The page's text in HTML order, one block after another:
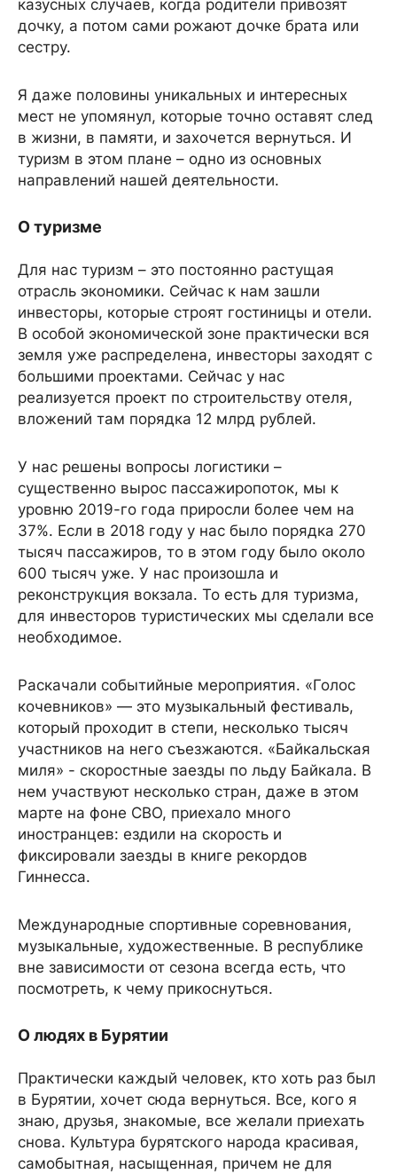
казусных случаев, когда родители привозят
дочку, а потом сами рожают дочке брата или
сестру.
Я даже половины уникальных и интересных
мест не упомянул, которые точно оставят след
в жизни, в памяти, и захочется вернуться. И
туризм в этом плане – одно из основных
направлений нашей деятельности.
О туризме
Для нас туризм – это постоянно растущая
отрасль экономики. Сейчас к нам зашли
инвесторы, которые строят гостиницы и отели.
В особой экономической зоне практически вся
земля уже распределена, инвесторы заходят с
большими проектами. Сейчас у нас
реализуется проект по строительству отеля,
вложений там порядка 12 млрд рублей.
У нас решены вопросы логистики –
существенно вырос пассажиропоток, мы к
уровню 2019-го года приросли более чем на
37%. Если в 2018 году у нас было порядка 270
тысяч пассажиров, то в этом году было около
600 тысяч уже. У нас произошла и
реконструкция вокзала. То есть для туризма,
для инвесторов туристических мы сделали все
необходимое.
Раскачали событийные мероприятия. «Голос
кочевников» — это музыкальный фестиваль,
который проходит в степи, несколько тысяч
участников на него съезжаются. «Байкальская
миля» - скоростные заезды по льду Байкала. В
нем участвуют несколько стран, даже в этом
марте на фоне СВО, приехало много
иностранцев: ездили на скорость и
фиксировали заезды в книге рекордов
Гиннесса.
Международные спортивные соревнования,
музыкальные, художественные. В республике
вне зависимости от сезона всегда есть, что
посмотреть, к чему прикоснуться.
О людях в Бурятии
Практически каждый человек, кто хоть раз был
в Бурятии, хочет сюда вернуться. Все, кого я
знаю, друзья, знакомые, все желали приехать
снова. Культура бурятского народа красивая,
самобытная, насыщенная, причем не для